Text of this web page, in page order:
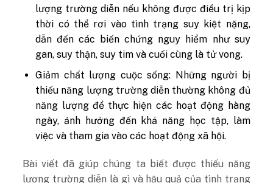
lượng trường diễn nếu không được điều trị kịp
thời có thể rơi vào tình trạng suy kiệt nặng,
dẫn đến các biến chứng nguy hiểm như suy
gan, suy thận, suy tim và cuối cùng là tử vong.
Giảm chất lượng cuộc sống: Những người bị
thiếu năng lượng trường diễn thường không đủ
năng lượng để thực hiện các hoạt động hàng
ngày, ảnh hưởng đến khả năng học tập, làm
việc và tham gia vào các hoạt động xã hội.
Bài viết đã giúp chúng ta biết được thiếu năng
lượng trường diễn là gì và hậu quả của tình trạng